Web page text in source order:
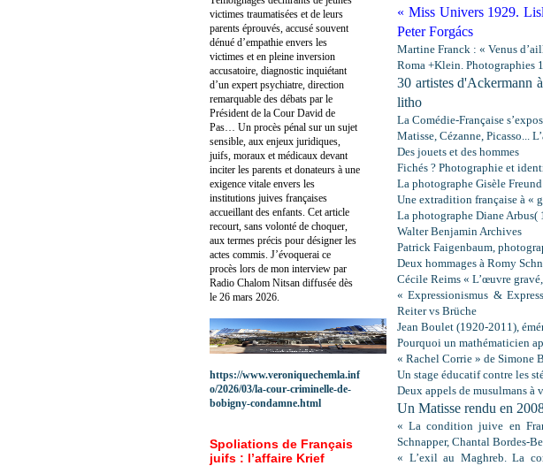
« Miss Univers 1929.
Peter Forgács
Martine Franck : « Venus
Roma +Klein. Photographies
30 artistes d'Ackermann
litho
La Comédie-Française
Matisse, Cézanne, Picasso...
Des jouets et des hommes
Fichés ? Photographie et
La photographe Gisèle
Une extradition française à «
La photographe Diane Arbus(
Walter Benjamin Archives
Patrick Faigenbaum,
Deux hommages à Romy
Cécile Reims « L’œuvre
« Expressionismus &
Reiter vs Brüche
Jean Boulet (1920-2011),
Pourquoi un mathématicien
« Rachel Corrie » de Simone
Un stage éducatif contre les
Deux appels de musulmans
Un Matisse rendu en
« La condition juive en
Schnapper, Chantal Bordes-
« L’exil au Maghreb. La
victimes traumatisées et de leurs
parents éprouvés, accusé souvent
dénué d’empathie envers les
victimes et en pleine inversion
accusatoire, diagnostic inquiétant
d’un expert psychiatre, direction
remarquable des débats par le
Président de la Cour David de
Pas… Un procès pénal sur un sujet
sensible, aux enjeux juridiques,
juifs, moraux et médicaux devant
inciter les parents et donateurs à une
exigence vitale envers les
institutions juives françaises
accueillant des enfants. Cet article
recourt, sans volonté de choquer,
aux termes précis pour désigner les
actes commis. J’évoquerai ce
procès lors de mon interview par
Radio Chalom Nitsan diffusée dès
le 26 mars 2026.
https://www.veroniquechemla.inf
o/2026/03/la-cour-criminelle-de-
bobigny-condamne.html
Spoliations de Français
juifs : l’affaire Krief